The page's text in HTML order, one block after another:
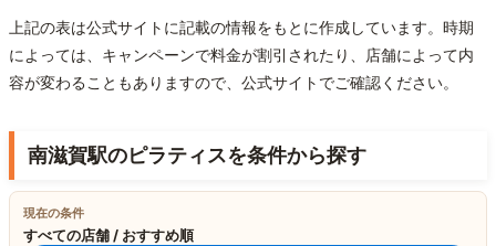
上記の表は公式サイトに記載の情報をもとに作成しています。時期
によっては、キャンペーンで料金が割引されたり、店舗によって内
容が変わることもありますので、公式サイトでご確認ください。
南滋賀駅のピラティスを条件から探す
現在の条件
すべての店舗 / おすすめ順